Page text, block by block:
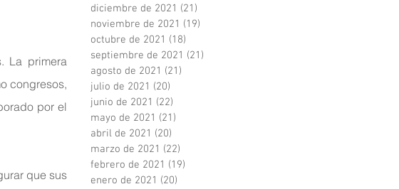
La primera
congresos,
por el
que sus
diciembre de 2021 (21)
noviembre de 2021 (19)
octubre de 2021 (18)
septiembre de 2021 (21)
agosto de 2021 (21)
julio de 2021 (20)
junio de 2021 (22)
mayo de 2021 (21)
abril de 2021 (20)
marzo de 2021 (22)
febrero de 2021 (19)
enero de 2021 (20)